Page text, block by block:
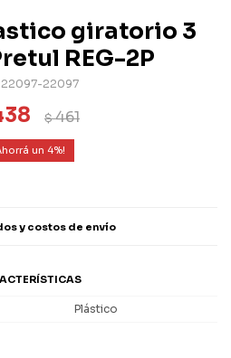
giratorio 3
REG-2P
22097-22097
$461
4
y costos de envío
Plástico